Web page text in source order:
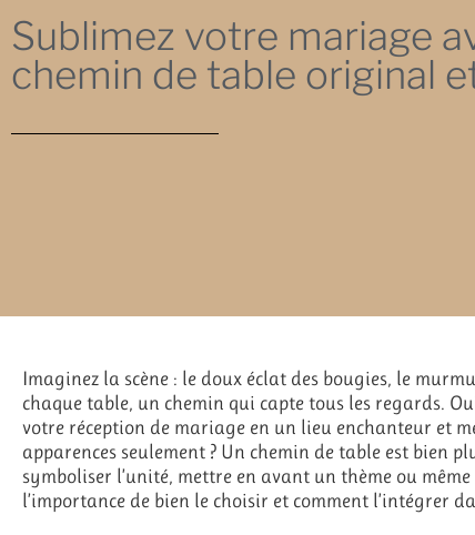
Sublimez votre mariage
chemin de table original
Imaginez la scène : le doux éclat des bougies, le
chaque table, un chemin qui capte tous les regards.
votre réception de mariage en un lieu enchanteur et
apparences seulement ? Un chemin de table est bien
symboliser l’unité, mettre en avant un thème ou
l’importance de bien le choisir et comment l’intégrer